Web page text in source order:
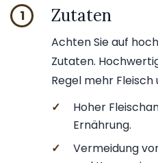
1 Zutaten
Achten Sie auf
Zutaten.
Regel mehr
✓
Hoher
Ernährung.
✓
Vermeidung